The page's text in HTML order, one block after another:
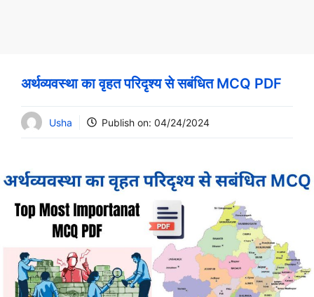
अर्थव्यवस्था का वृहत परिदृश्य से सबंधित MCQ PDF
Usha Publish on: 04/24/2024